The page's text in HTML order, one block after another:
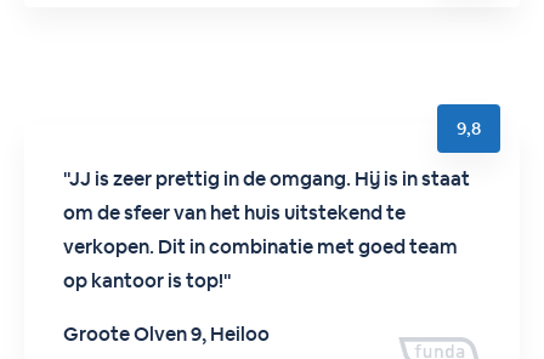
9,8
JJ is zeer prettig in de omgang. Hij is in staat
om de sfeer van het huis uitstekend te
verkopen. Dit in combinatie met goed team
op kantoor is top!
Groote Olven 9, Heiloo